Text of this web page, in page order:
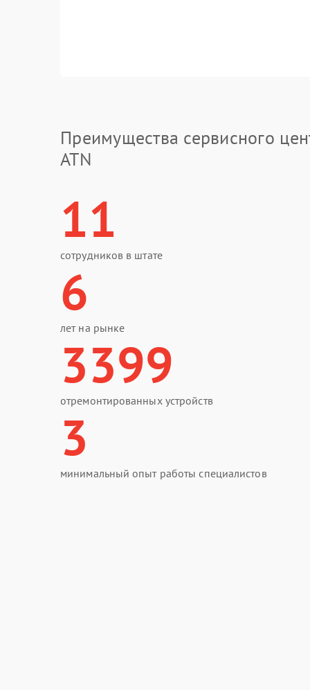
Преимущества сервисного
ATN
11
сотрудников в штате
6
лет на рынке
3399
отремонтированных устройств
3
минимальный опыт работы специалистов